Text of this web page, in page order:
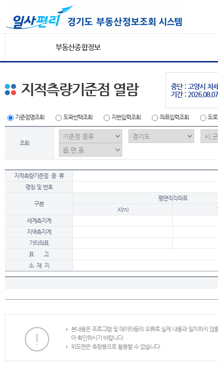
부동산종합정보
중단 : 고양시 차
기간 :
지적측량기준점 열람
기준점명조회 도곽선택조회 지번입력조회 좌표입력조회 도
조회
지적측량기준점 종 류
명칭 및 번호
구분
평면직각좌표
X(m)
세계측지계
지역측지계
기타좌표
표 고
소 재 지
본내용은 프로그램 및 데이타등의 오류로 실제 내용과 일치하지
아 확인하시기 바랍니다.
위도면은 측량용으로 활용할 수 없습니다.